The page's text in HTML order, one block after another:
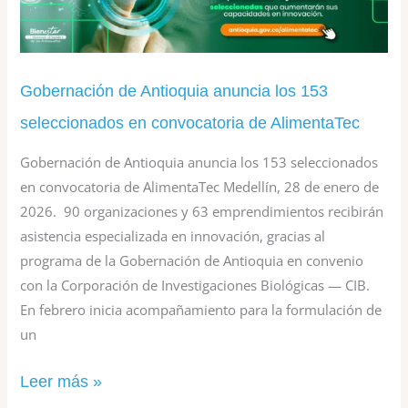
Gobernación de Antioquia anuncia los 153
seleccionados en convocatoria de AlimentaTec
Gobernación de Antioquia anuncia los 153 seleccionados
en convocatoria de AlimentaTec Medellín, 28 de enero de
2026. 90 organizaciones y 63 emprendimientos recibirán
asistencia especializada en innovación, gracias al
programa de la Gobernación de Antioquia en convenio
con la Corporación de Investigaciones Biológicas — CIB.
En febrero inicia acompañamiento para la formulación de
un
anuncia
153
seleccionados
convocatoria
de
AlimentaTec
Leer más »